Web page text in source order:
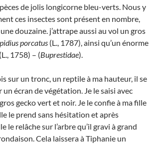
de jolis longicorne bleu-verts. Nous y
ces insectes sont présent en nombre,
douzaine. j’attrape aussi au vol un gros
porcatus (L., 1787), ainsi qu’un énorme
(L., 1758) – (Buprestidae).
sur un tronc, un reptile à ma hauteur, il se
écran de végétation. Je le saisi avec
gecko vert et noir. Je le confie à ma fille
le prend sans hésitation et après
le relâche sur l’arbre qu’il gravi à grand
Cela laissera à Tiphanie un